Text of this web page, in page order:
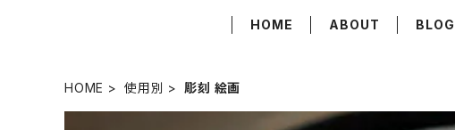
HOME ABOUT BLOG
HOME 使用別 彫刻 絵画